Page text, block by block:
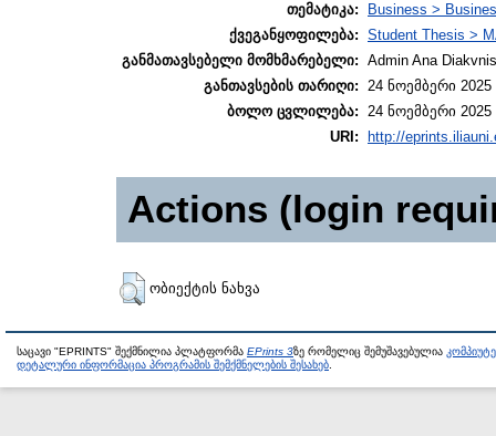
თემატიკა:
Business >
ქვეგანყოფილება: Student Thesis >
განმათავსებელი მომხმარებელი: Admin Ana
განთავსების თარიღი: 24 ნოემბერი 2025
ბოლო ცვლილება: 24 ნოემბერი 2025
URI:
http://
Actions (login
ობიექტის ნახვა
საცავი "EPRINTS" შექმნილია პლატფორმა EPrints 3ზე რომელიც შემუშავებულია
დეტალური ინფორმაცია პროგრამის შემქმნელების შესახებ.